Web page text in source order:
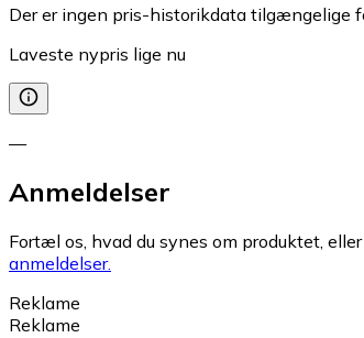
Der er ingen pris-historikdata tilgængelige
Laveste nypris lige nu
—
Anmeldelser
Fortæl os, hvad du synes om produktet,
anmeldelser.
Reklame
Reklame